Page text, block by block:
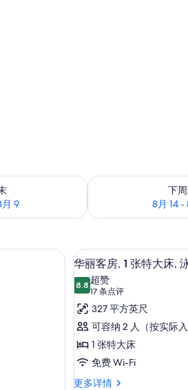
9
：8月 7 - 8月 9
下
8月 14 -
查看下周末的空房
内保险箱、办公桌、遮光窗帘
显
示
华
丽
客
房,
1
张
5
华丽客房, 1 张特大床,
8.88.8 分，满分 10 分
超赞
17 条点评
(17
条
点
评)
327 平方英尺
可容纳 2 人（按实际入
1 张特大床
免费 Wi-Fi
更多详情
华